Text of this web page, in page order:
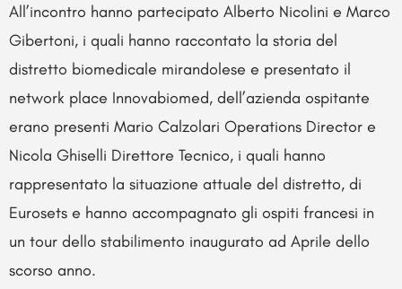
All’incontro hanno partecipato Alberto Nicolini e Marco
Gibertoni, i quali hanno raccontato la storia del
distretto biomedicale mirandolese e presentato il
network place Innovabiomed, dell’azienda ospitante
erano presenti Mario Calzolari Operations Director e
Nicola Ghiselli Direttore Tecnico, i quali hanno
rappresentato la situazione attuale del distretto, di
Eurosets e hanno accompagnato gli ospiti francesi in
un tour dello stabilimento inaugurato ad Aprile dello
scorso anno.